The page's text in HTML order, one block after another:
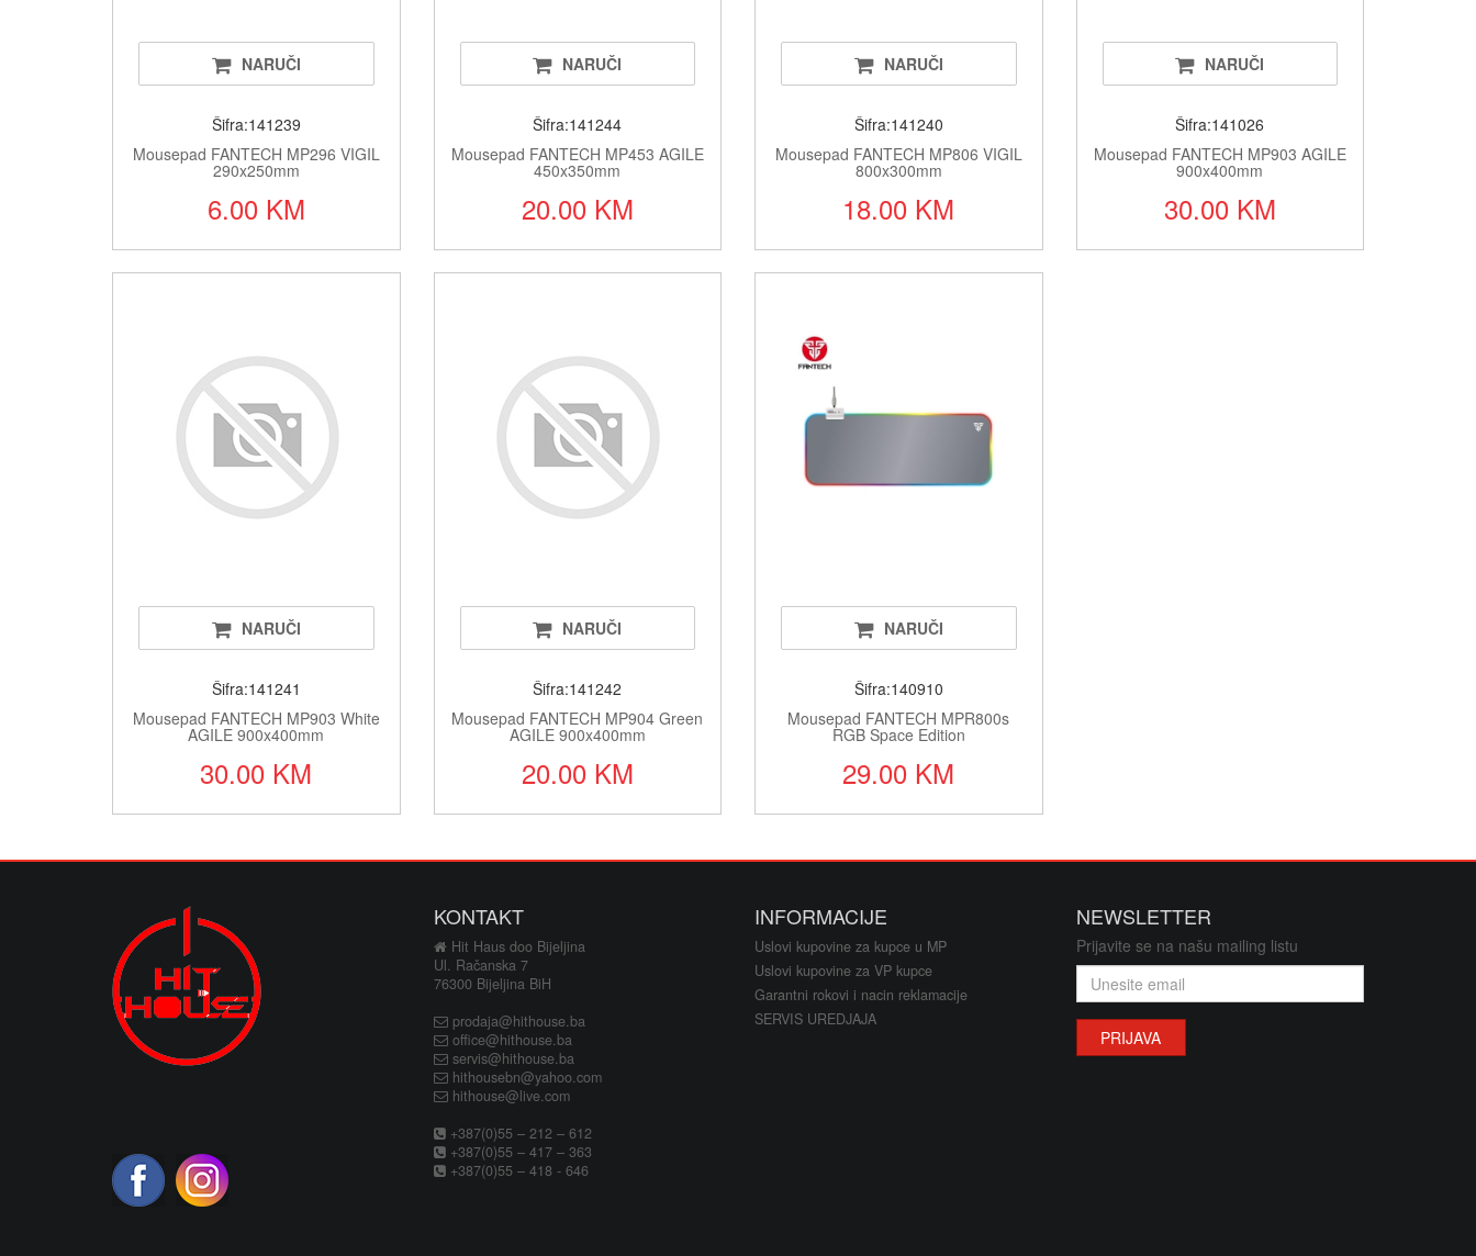
Alarmi i vatrodojava
Satovi i oprema
Fiskalni sistemi/POS/papirne rolne
Klime i sistemi za grijanje i hlađenje
NARUČI
Šifra:141239
Mousepad FANTECH MP296 VIGIL
290x250mm
6.00 KM
NARUČI
Šifra:141244
Mousepad FANTECH MP453 AGILE
450x350mm
20.00 KM
NARUČI
Šifra:141240
Mousepad FANTECH MP806 VIGIL
800x300mm
18.00 KM
NARUČI
Šifra:141026
Mousepad FANTECH MP903 AGILE
900x400mm
30.00 KM
NARUČI
Šifra:141241
Mousepad FANTECH MP903 White
AGILE 900x400mm
30.00 KM
NARUČI
Šifra:141242
Mousepad FANTECH MP904 Green
AGILE 900x400mm
20.00 KM
NARUČI
Šifra:140910
Mousepad FANTECH MPR800s
RGB Space Edition
29.00 KM
KONTAKT
Hit Haus doo Bijeljina
Ul. Račanska 7
76300 Bijeljina BiH
prodaja@hithouse.ba
office@hithouse.ba
servis@hithouse.ba
hithousebn@yahoo.com
hithouse@live.com
+387(0)55 – 212 – 612
+387(0)55 – 417 – 363
+387(0)55 – 418 - 646
INFORMACIJE
Uslovi kupovine za kupce u MP
Uslovi kupovine za VP kupce
Garantni rokovi i nacin reklamacije
SERVIS UREDJAJA
NEWSLETTER
Prijavite se na našu mailing listu
PRIJAVA